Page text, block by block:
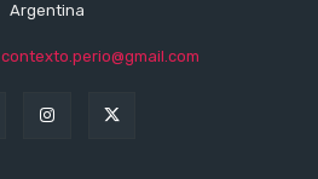
Argentina
contexto.perio@gmail.com